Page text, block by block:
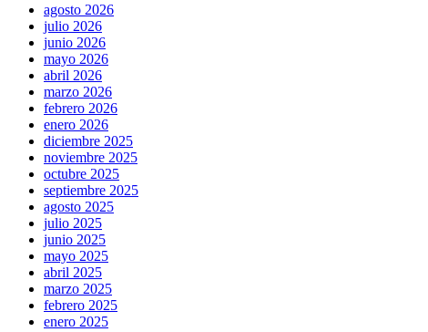
agosto 2026
julio 2026
junio 2026
mayo 2026
abril 2026
marzo 2026
febrero 2026
enero 2026
diciembre 2025
noviembre 2025
octubre 2025
septiembre 2025
agosto 2025
julio 2025
junio 2025
mayo 2025
abril 2025
marzo 2025
febrero 2025
enero 2025